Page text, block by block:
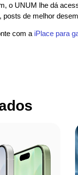
o UNUM lhe dá
de melhor
com a iPlace para